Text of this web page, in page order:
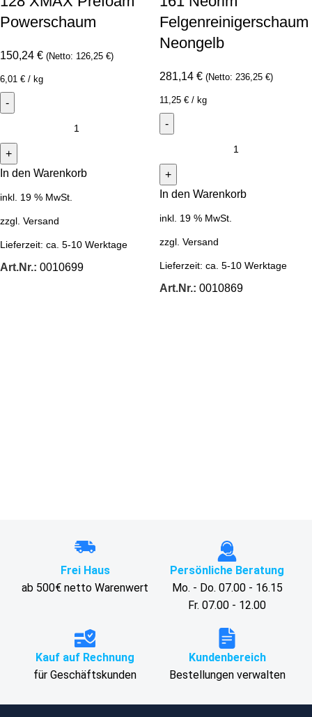
Powerschaum
150,24 € (Netto: 126,25 €)
6,01 € / kg
In den Warenkorb
inkl. 19 % MwSt.
zzgl. Versand
Lieferzeit: ca. 5-10 Werktage
Art.Nr.: 0010699
Felgenreinigerschaum
Neongelb
281,14 € (Netto: 236,25 €)
11,25 € / kg
In den Warenkorb
inkl. 19 % MwSt.
zzgl. Versand
Lieferzeit: ca. 5-10 Werktage
Art.Nr.: 0010869
Frei Haus
ab 500€ netto Warenwert
Persönliche Beratung
Mo. - Do. 07.00 - 16.15
Fr. 07.00 - 12.00
Kauf auf Rechnung
für Geschäftskunden
Kundenbereich
Bestellungen verwalten